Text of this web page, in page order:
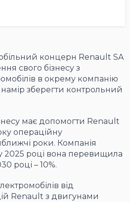
концерн Renault SA
свого бізнесу з
в окрему компанію
зберегти контрольний
має допомогти Renault
операційну
роки. Компанія
2025 році вона перевищила
році – 10%.
від
Renault з двигунами